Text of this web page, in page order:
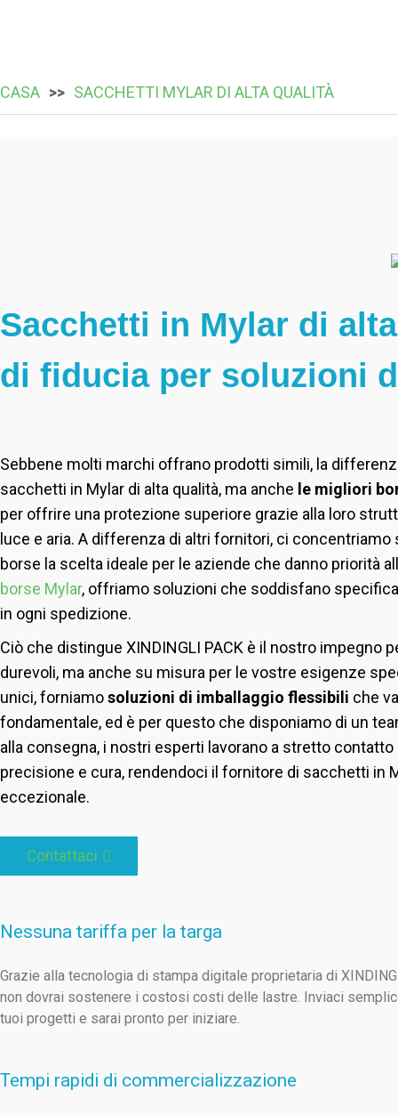
CASA SACCHETTI MYLAR DI ALTA QUALITÀ
Sacchetti in Mylar di
di fiducia per soluzioni
Sebbene molti marchi offrano prodotti simili, la
sacchetti in Mylar di alta qualità, ma anche le migliori
per offrire una protezione superiore grazie alla loro
luce e aria. A differenza di altri fornitori, ci
borse la scelta ideale per le aziende che danno priorità
borse Mylar, offriamo soluzioni che soddisfano
in ogni spedizione.
Ciò che distingue XINDINGLI PACK è il nostro impegno
durevoli, ma anche su misura per le vostre esigenze
unici, forniamosoluzioni di imballaggio flessibili che
fondamentale, ed è per questo che disponiamo di un
alla consegna, i nostri esperti lavorano a stretto
precisione e cura, rendendoci il fornitore di sacchetti in
eccezionale.
Contattaci
Nessuna tariffa per la targa
Grazie alla tecnologia di stampa digitale proprietaria di
non dovrai sostenere i costosi costi delle lastre. Inviaci
tuoi progetti e sarai pronto per iniziare.
Tempi rapidi di commercializzazione